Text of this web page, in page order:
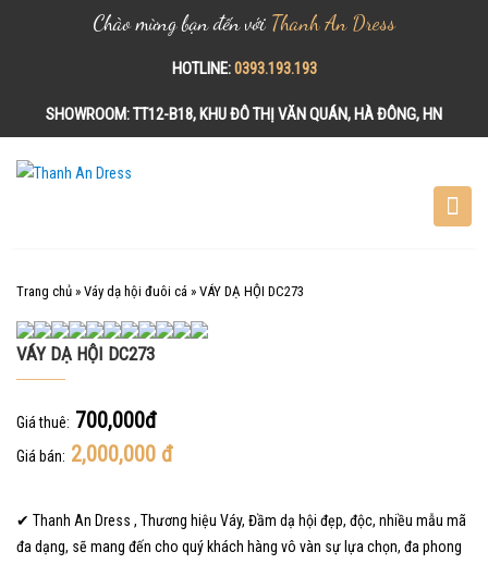
Chào mừng bạn đến với Thanh An Dress
HOTLINE:0393.193.193
SHOWROOM:TT12-B18, KHU ĐÔ THỊ VĂN QUÁN, HÀ ĐÔNG, HN
Trang chủ » Váy dạ hội đuôi cá » VÁY DẠ HỘI DC273
VÁY DẠ HỘI DC273
Giá thuê: 700,000đ
Giá bán: 2,000,000 đ
✔ Thanh An Dress , Thương hiệu Váy, Đầm dạ hội đẹp, độc, nhiều mẫu mã
đa dạng, sẽ mang đến cho quý khách hàng vô vàn sự lựa chọn, đa phong